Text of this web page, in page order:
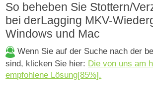
So beheben Sie Stottern/
bei derLagging MKV-
Windows und Mac
Wenn Sie auf der Suche nach der
sind, klicken Sie hier: Die von uns am
empfohlene Lösung[85%].